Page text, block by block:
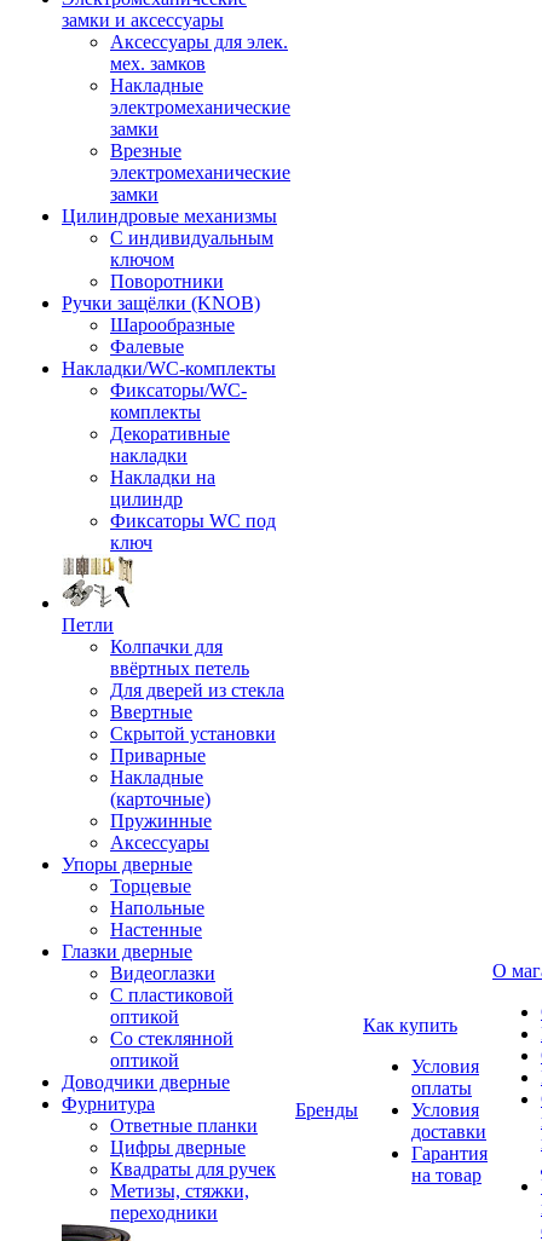
замки и аксессуары
Аксессуары для элек.
мех. замков
Накладные
электромеханические
замки
Врезные
электромеханические
замки
Цилиндровые механизмы
С индивидуальным
ключом
Поворотники
Ручки защёлки (KNOB)
Шарообразные
Фалевые
Накладки/WC-комплекты
Фиксаторы/WC-
комплекты
Декоративные
накладки
Накладки на
цилиндр
Фиксаторы WC под
ключ
Петли
Колпачки для
ввёртных петель
Для дверей из стекла
Ввертные
Скрытой установки
Приварные
Накладные
(карточные)
Пружинные
Аксессуары
Упоры дверные
Торцевые
Напольные
Настенные
Глазки дверные
Видеоглазки
С пластиковой
оптикой
Со стеклянной
оптикой
Доводчики дверные
Фурнитура
Ответные планки
Цифры дверные
Квадраты для ручек
Метизы, стяжки,
переходники
Бренды
Как купить
Условия
оплаты
Условия
доставки
Гарантия
на товар
О